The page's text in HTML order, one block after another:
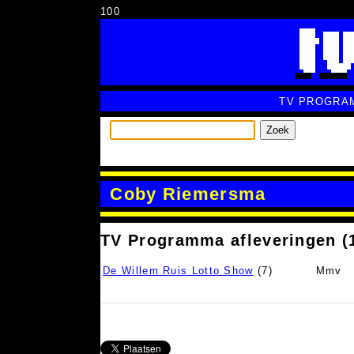
100
TV
Zoek
Coby Riemersma
TV Programma afleveringen
De Willem Ruis Lotto Show (7) Mmv